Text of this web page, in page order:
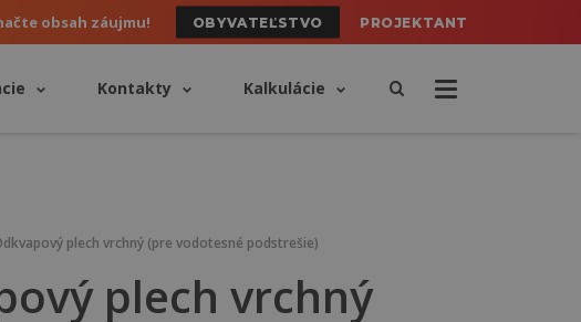
obsah záujmu! OBYVATEĽSTVO PROJEKTANT
Kontakty Kalkulácie
plech vrchný (pre vodotesné podstrešie)
plech vrchný